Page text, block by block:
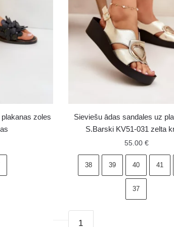
zoles
Sieviešu ādas sandales uz
S.Barski KV51-031 zelta
55.00 €
38 39 40 41
37